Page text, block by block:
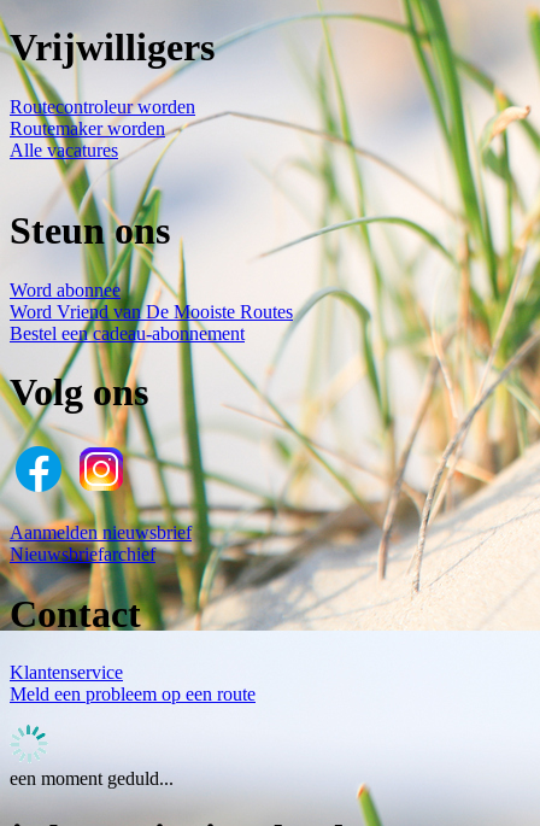
Vrijwilligers
Routecontroleur worden
Routemaker worden
Alle vacatures
Steun ons
Word abonnee
Word Vriend van De Mooiste Routes
Bestel een cadeau-abonnement
Volg ons
Aanmelden nieuwsbrief
Nieuwsbriefarchief
Contact
Klantenservice
Meld een probleem op een route
een moment geduld...